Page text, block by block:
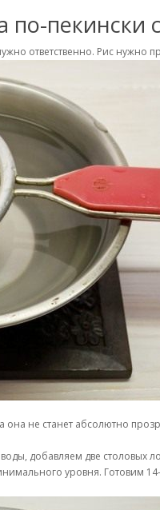
по-пекински
ответственно. Рис
не станет абсолютно
добавляем две
уровня.